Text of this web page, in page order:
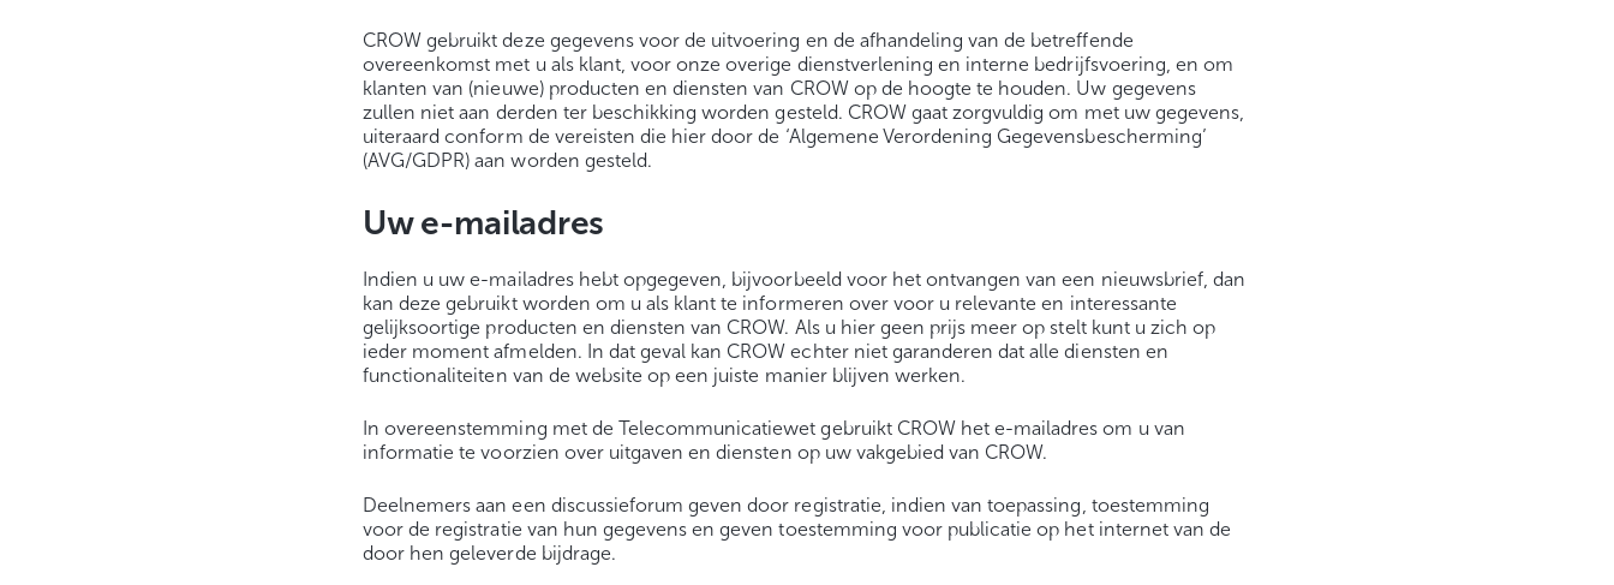
CROW gebruikt deze gegevens voor de uitvoering en de afhandeling van de betreffende
overeenkomst met u als klant, voor onze overige dienstverlening en interne bedrijfsvoering, en om
klanten van (nieuwe) producten en diensten van CROW op de hoogte te houden. Uw gegevens
zullen niet aan derden ter beschikking worden gesteld. CROW gaat zorgvuldig om met uw gegevens,
uiteraard conform de vereisten die hier door de ‘Algemene Verordening Gegevensbescherming’
(AVG/GDPR) aan worden gesteld.
Uw e-mailadres
Indien u uw e-mailadres hebt opgegeven, bijvoorbeeld voor het ontvangen van een nieuwsbrief, dan
kan deze gebruikt worden om u als klant te informeren over voor u relevante en interessante
gelijksoortige producten en diensten van CROW. Als u hier geen prijs meer op stelt kunt u zich op
ieder moment afmelden. In dat geval kan CROW echter niet garanderen dat alle diensten en
functionaliteiten van de website op een juiste manier blijven werken.
In overeenstemming met de Telecommunicatiewet gebruikt CROW het e-mailadres om u van
informatie te voorzien over uitgaven en diensten op uw vakgebied van CROW.
Deelnemers aan een discussieforum geven door registratie, indien van toepassing, toestemming
voor de registratie van hun gegevens en geven toestemming voor publicatie op het internet van de
door hen geleverde bijdrage.